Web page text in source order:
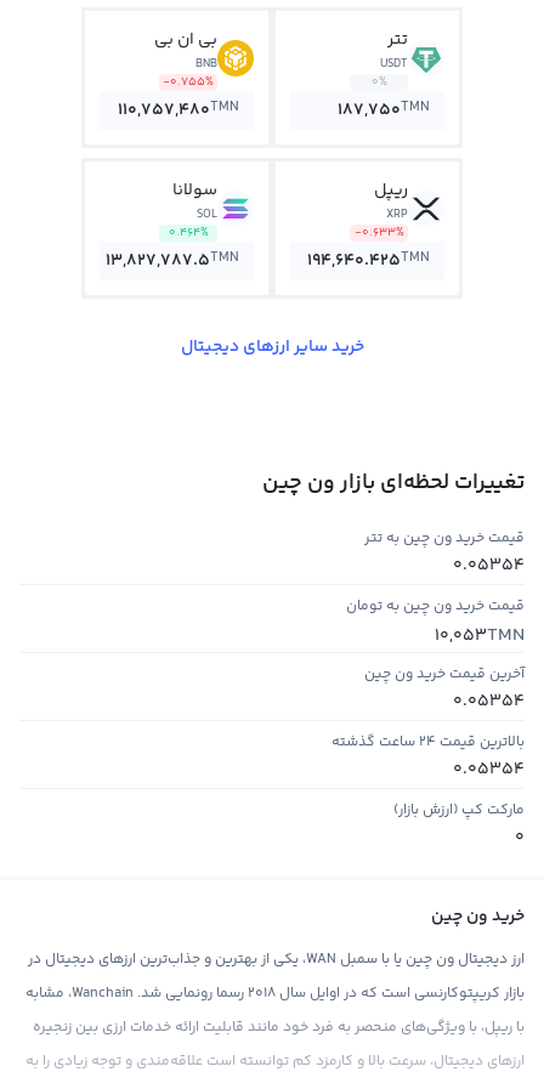
تتر
USDT
0%
187,750TMN
بی ان بی
BNB
-0.755%
110,757,480TMN
ریپل
XRP
-0.633%
194,640.425TMN
سولانا
SOL
0.464%
13,827,787.5TMN
خرید سایر ارزهای دیجیتال
تغییرات لحظه‌ای بازار ون چین
قیمت خرید ون چین به تتر
0.05354
قیمت خرید ون چین به تومان
TMN
10,053
آخرین قیمت خرید ون چین
0.05354
بالاترین قیمت ۲۴ ساعت گذشته
0.05354
مارکت کپ (ارزش بازار)
0
خرید ون چین
ارز دیجیتال ون چین یا با سمبل WAN، یکی از بهترین و جذاب‌ترین ارزهای دیجیتال در
بازار کریپتوکارنسی است که در اوایل سال ۲۰۱۸ رسما رونمایی شد. Wanchain، مشابه
با ریپل، با ویژگی‌های منحصر به فرد خود مانند قابلیت ارائه خدمات ارزی بین زنجیره
ارزهای دیجیتال، سرعت بالا و کارمزد کم توانسته است علاقه‌مندی و توجه زیادی را به